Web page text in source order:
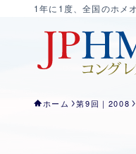
1年に1度、全国のホメ
ホーム 第9回｜2008